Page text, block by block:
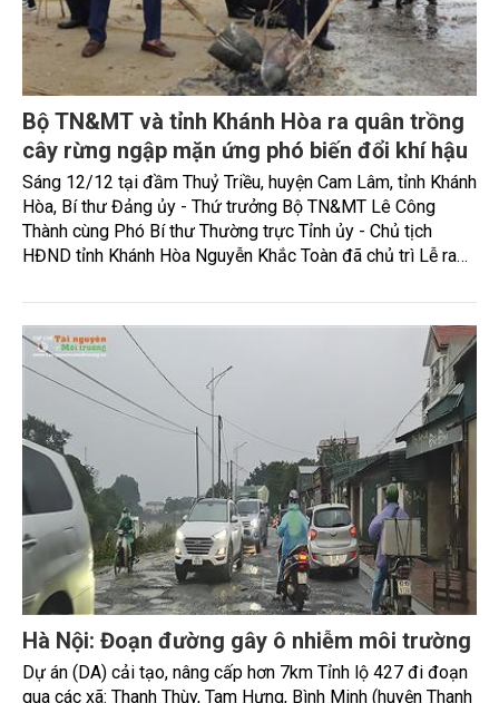
Bộ TN&MT và tỉnh Khánh Hòa ra quân trồng
cây rừng ngập mặn ứng phó biến đổi khí hậu
Sáng 12/12 tại đầm Thuỷ Triều, huyện Cam Lâm, tỉnh Khánh
Hòa, Bí thư Đảng ủy - Thứ trưởng Bộ TN&MT Lê Công
Thành cùng Phó Bí thư Thường trực Tỉnh ủy - Chủ tịch
HĐND tỉnh Khánh Hòa Nguyễn Khắc Toàn đã chủ trì Lễ ra
hưởng ứng chương trình “Trồng 1 tỷ cây xanh - vì một Việt
Nam xanh”. Lễ phát động do Báo Tài nguyên và Môi trường
phối hợp với Sở TN&MT tỉnh Khánh Hòa và Báo Khánh Hòa
thực hiện.
Hà Nội: Đoạn đường gây ô nhiễm môi trường
Dự án (DA) cải tạo, nâng cấp hơn 7km Tỉnh lộ 427 đi đoạn
qua các xã: Thanh Thùy, Tam Hưng, Bình Minh (huyện Thanh